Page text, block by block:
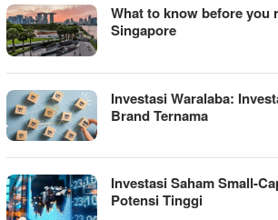
What to know before you
Singapore
Investasi Waralaba:
Brand Ternama
Investasi Saham Small-
Potensi Tinggi